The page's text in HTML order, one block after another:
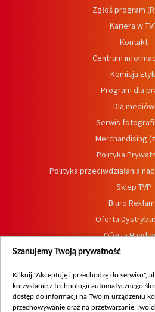
Zgłoś program
Kariera w
Kontakt
Centrum
Komisja
Program dla
Dla mediów
Serwis
Merchandising
Polityka
Polityka przeciwdziałania
Sklep TVP
Biuro
Oferta
Oferta
Dostępność
Procedura zgłoszeń
Szanujemy Twoją prywatność
Kliknij "Akceptuję i przechodzę do serwisu",
korzystanie z technologii automatycznego
dostęp do informacji na Twoim urządzeniu
przechowywanie oraz na przetwarzanie